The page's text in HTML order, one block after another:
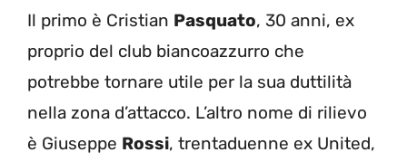
Il primo è Cristian Pasquato, 30 anni, ex
proprio del club biancoazzurro che
potrebbe tornare utile per la sua duttilità
nella zona d’attacco. L’altro nome di rilievo
è Giuseppe Rossi, trentaduenne ex United,